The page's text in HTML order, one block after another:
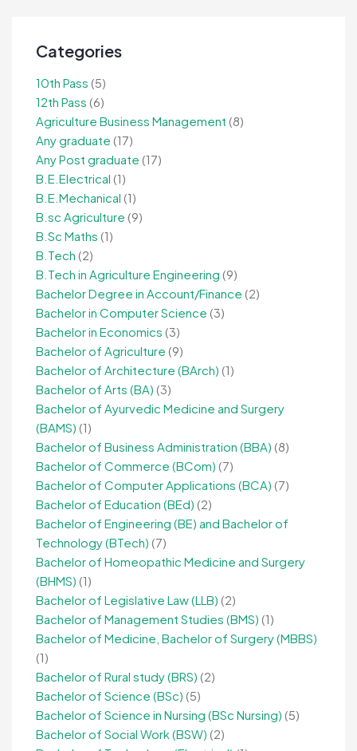
Categories
10th Pass (5)
12th Pass (6)
Agriculture Business Management (8)
Any graduate (17)
Any Post graduate (17)
B.E.Electrical (1)
B.E.Mechanical (1)
B.sc Agriculture (9)
B.Sc Maths (1)
B.Tech (2)
B.Tech in Agriculture Engineering (9)
Bachelor Degree in Account/Finance (2)
Bachelor in Computer Science (3)
Bachelor in Economics (3)
Bachelor of Agriculture (9)
Bachelor of Architecture (BArch) (1)
Bachelor of Arts (BA) (3)
Bachelor of Ayurvedic Medicine and Surgery
(BAMS) (1)
Bachelor of Business Administration (BBA) (8)
Bachelor of Commerce (BCom) (7)
Bachelor of Computer Applications (BCA) (7)
Bachelor of Education (BEd) (2)
Bachelor of Engineering (BE) and Bachelor of
Technology (BTech) (7)
Bachelor of Homeopathic Medicine and Surgery
(BHMS) (1)
Bachelor of Legislative Law (LLB) (2)
Bachelor of Management Studies (BMS) (1)
Bachelor of Medicine, Bachelor of Surgery (MBBS)
(1)
Bachelor of Rural study (BRS) (2)
Bachelor of Science (BSc) (5)
Bachelor of Science in Nursing (BSc Nursing) (5)
Bachelor of Social Work (BSW) (2)